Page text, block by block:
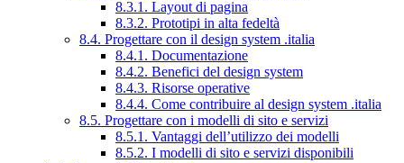
8.3.1. Layout di pagina
8.3.2. Prototipi in alta fedeltà
8.4. Progettare con il design system .italia
8.4.1. Documentazione
8.4.2. Benefici del design system
8.4.3. Risorse operative
8.4.4. Come contribuire al design system .italia
8.5. Progettare con i modelli di sito e servizi
8.5.1. Vantaggi dell’utilizzo dei modelli
8.5.2. I modelli di sito e servizi disponibili